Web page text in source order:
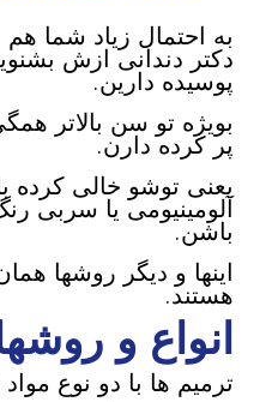
به احتمال زیاد شما هم
دکتر دندانی ازش
پوسیده دارین.
بویژه تو سن بالاتر
پر کرده دارن.
یعنی توشو خالی کرده
آلومینیومی یا سربی
باشن.
اینها و دیگر روشها
هستند.
انواع و
ترمیم ها با دو نوع